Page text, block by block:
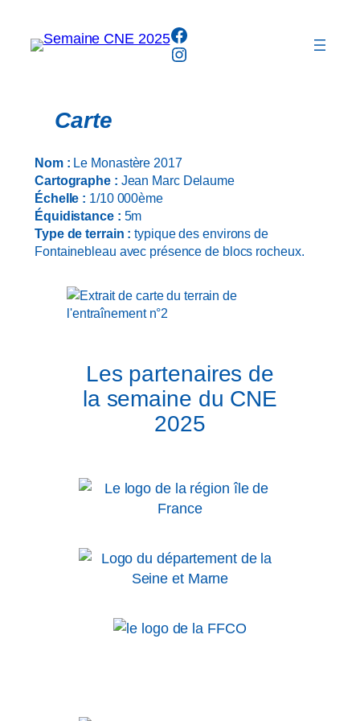
contenu
Facebook
Instagram
Carte
Nom : Le Monastère 2017
Cartographe : Jean Marc Delaume
Échelle : 1/10 000ème
Équidistance : 5m
Type de terrain : typique des environs de
Fontainebleau avec présence de blocs rocheux.
Les partenaires de
la semaine du CNE
2025